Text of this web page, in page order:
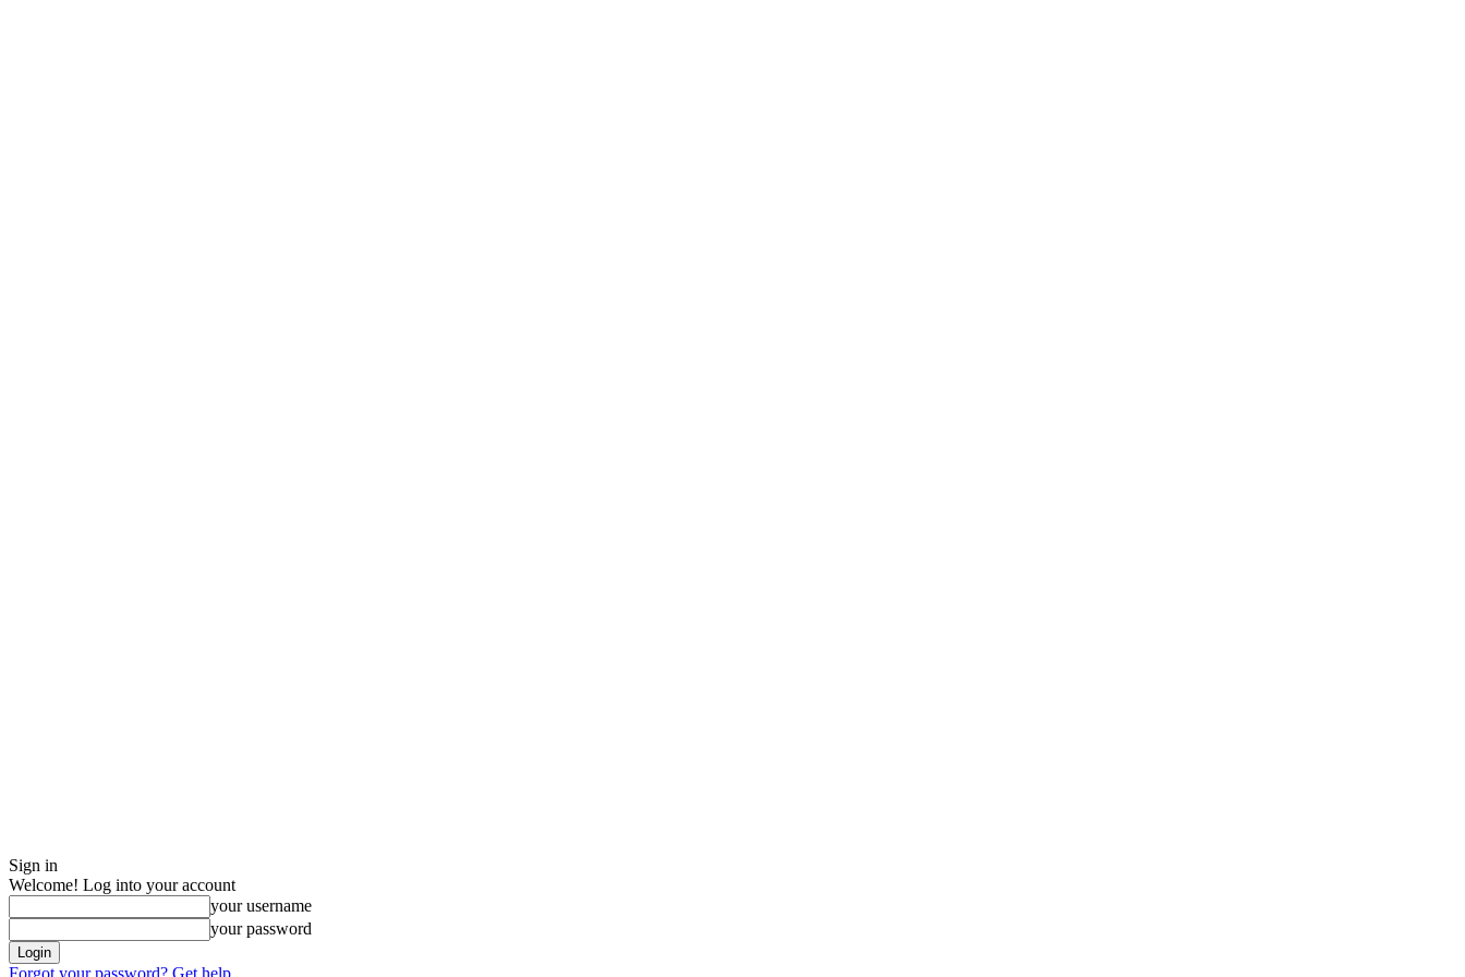
Sign in
Welcome! Log into your account
your username
your password
Forgot your password? Get help